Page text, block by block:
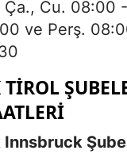
Ça., Cu. 08:00
ve Perş.
Innsbruck